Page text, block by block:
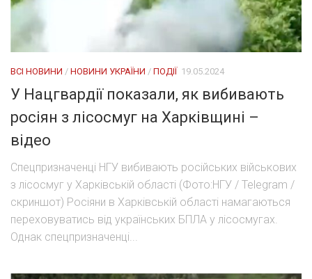
ВСІ НОВИНИ / НОВИНИ УКРАЇНИ / ПОДІЇ 19.05.2024
У Нацгвардії показали, як вибивають
росіян з лісосмуг на Харківщині –
відео
Спецпризначенці НГУ вибивають російських військових
з лісосмуг у Харківській області (Фото:НГУ / Telegram /
скриншот) Росіяни в Харківській області намагаються
переховуватись від українських БПЛА у лісосмугах.
Однак спецпризначенці...